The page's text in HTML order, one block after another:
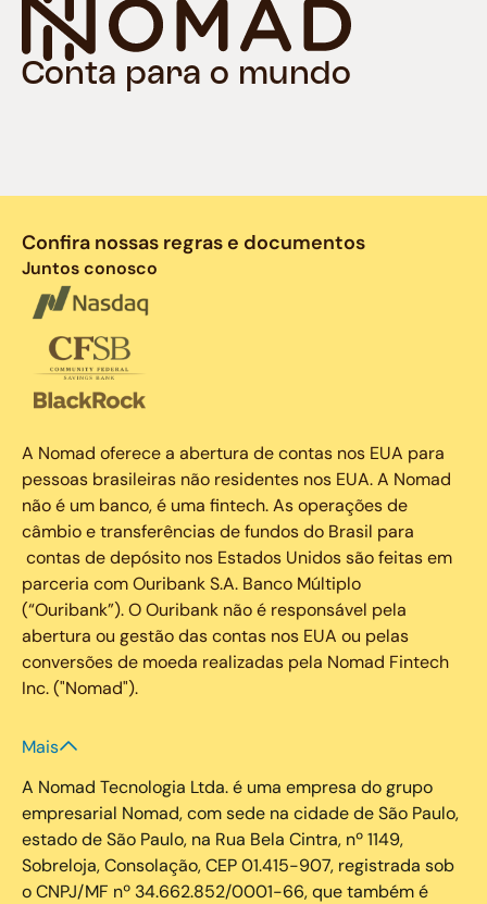
Conta para o mundo
Confira nossas regras e documentos
Juntos conosco
A Nomad oferece a abertura de contas nos EUA para
pessoas brasileiras não residentes nos EUA. A Nomad
não é um banco, é uma fintech. As operações de
câmbio e transferências de fundos do Brasil para
contas de depósito nos Estados Unidos são feitas em
parceria com Ouribank S.A. Banco Múltiplo
(“Ouribank”). O Ouribank não é responsável pela
abertura ou gestão das contas nos EUA ou pelas
conversões de moeda realizadas pela Nomad Fintech
Inc. ("Nomad").
Mais
A Nomad Tecnologia Ltda. é uma empresa do grupo
empresarial Nomad, com sede na cidade de São Paulo,
estado de São Paulo, na Rua Bela Cintra, nº 1149,
Sobreloja, Consolação, CEP 01.415-907, registrada sob
o CNPJ/MF nº 34.662.852/0001-66, que também é